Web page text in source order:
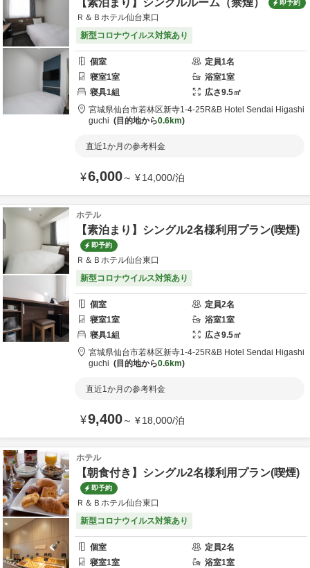
【素泊まり】シングルルーム（禁煙） 即予約
Ｒ＆Ｂホテル仙台東口
新型コロナウイルス対策あり
個室 定員1名
寝室1室 浴室1室
寝具1組 広さ9.5㎡
宮城県仙台市若林区新寺1-4-25 R&B Hotel Sendai Higashi
guchi
目的地から0.6km
直近1か月の参考料金
¥6,000～ ¥14,000/泊
ホテル
【素泊まり】シングル2名様利用プラン(喫煙)
即予約
Ｒ＆Ｂホテル仙台東口
新型コロナウイルス対策あり
個室 定員2名
寝室1室 浴室1室
寝具1組 広さ9.5㎡
宮城県仙台市若林区新寺1-4-25 R&B Hotel Sendai Higashi
guchi
目的地から0.6km
直近1か月の参考料金
¥9,400～ ¥18,000/泊
ホテル
【朝食付き】シングル2名様利用プラン(喫煙)
即予約
Ｒ＆Ｂホテル仙台東口
新型コロナウイルス対策あり
個室 定員2名
寝室1室 浴室1室